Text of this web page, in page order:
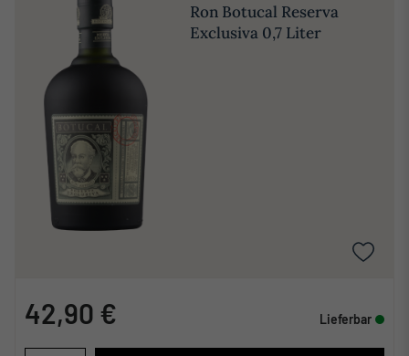
Ron Botucal Reserva
Exclusiva 0,7 Liter
42,90 € Lieferbar